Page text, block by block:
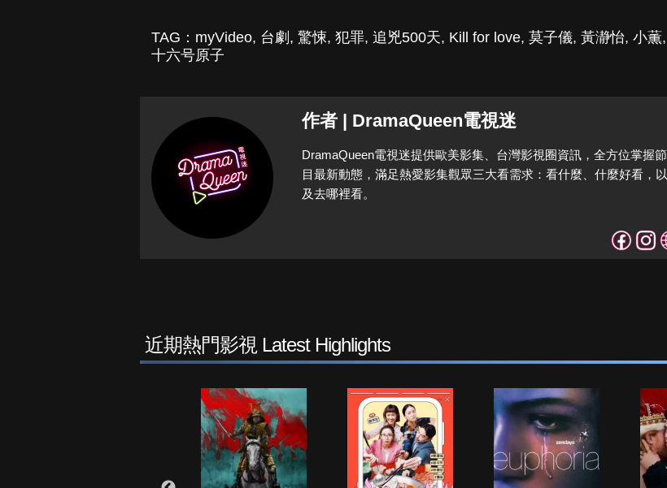
TAG： myVideo, 台劇 , 驚悚, 犯罪, 追兇500天, Kill for love, 莫子儀, 黃瀞怡, 小薫,
十六号原子
作者 | DramaQueen電視迷
DramaQueen電視迷提供歐美影集、台灣影視圈資訊，全方位掌握節
目最新動態，滿足熱愛影集觀眾三大看需求：看什麼、什麼好看，以
及去哪裡看。
近期熱門影視 Latest Highlights